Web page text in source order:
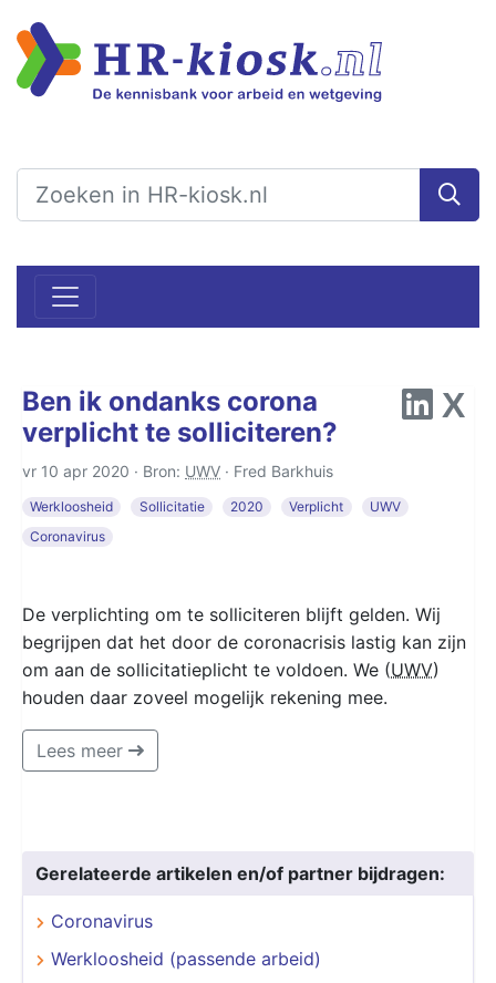
Ben ik ondanks corona
verplicht te solliciteren?
vr 10 apr 2020 · Bron: UWV · Fred Barkhuis
Werkloosheid Sollicitatie 2020 Verplicht
UWV
Coronavirus
De verplichting om te solliciteren blijft gelden. Wij
begrijpen dat het door de coronacrisis lastig kan zijn
om aan de sollicitatieplicht te voldoen. We (UWV)
houden daar zoveel mogelijk rekening mee.
Lees meer
Gerelateerde artikelen en/of partner bijdragen:
Coronavirus
Werkloosheid (passende arbeid)